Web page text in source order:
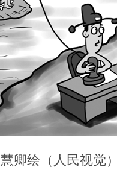
卿绘（人民视觉